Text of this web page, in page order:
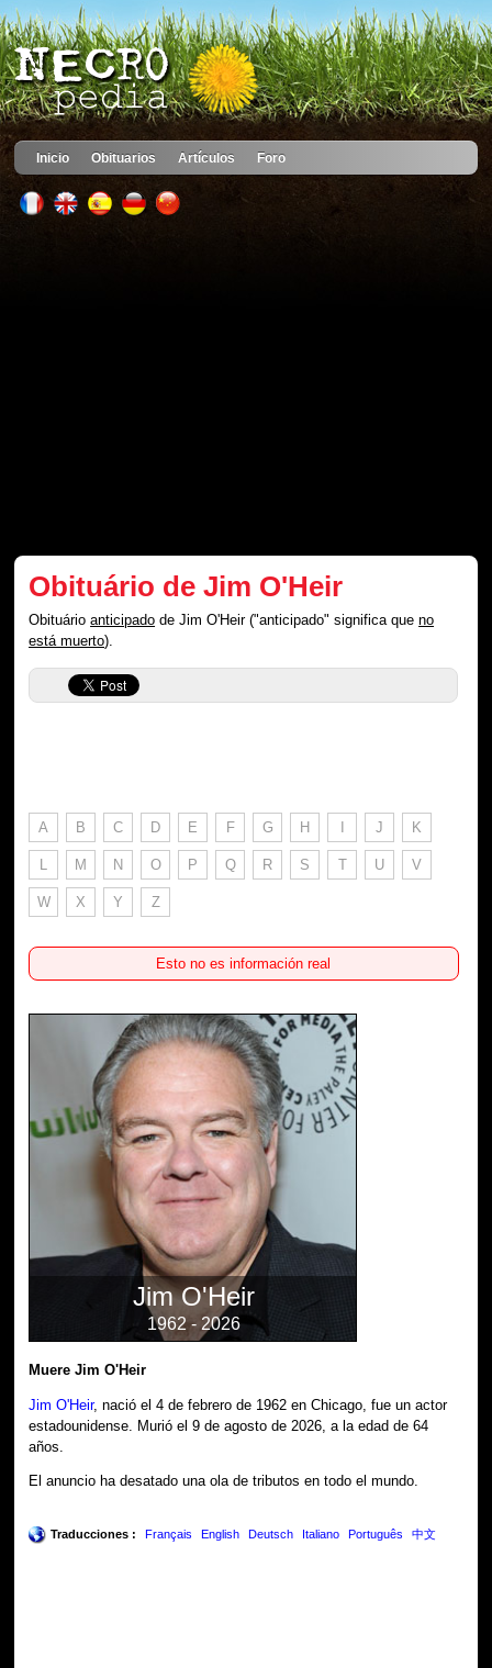
Inicio Obituarios Artículos Foro
Obituário de Jim O'Heir
Obituárioanticipado de Jim O'Heir ("anticipado" significa queno
está muerto).
A B C D E F G H I J K
L M N O P Q R S T U V
W X Y Z
Esto no es información real
Jim O'Heir
1962 - 2026
Muere Jim O'Heir
Jim O'Heir, nació el 4 de febrero de 1962 en Chicago, fue un actor
estadounidense. Murió el 9 de agosto de 2026, a la edad de 64
años.
El anuncio ha desatado una ola de tributos en todo el mundo.
Traducciones : Français English Deutsch Italiano Português 中文